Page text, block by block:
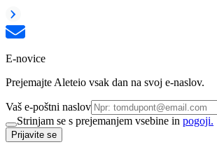
E-novice
Prejemajte Aleteio vsak dan na svoj e-naslov.
Vaš e-poštni naslov
Strinjam se s prejemanjem vsebine in pogoji.
Prijavite se